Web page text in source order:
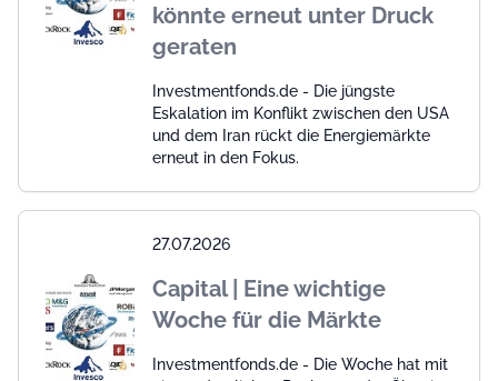
könnte erneut unter Druck
geraten
Investmentfonds.de - Die jüngste
Eskalation im Konflikt zwischen den USA
und dem Iran rückt die Energiemärkte
erneut in den Fokus.
27.07.2026
Capital | Eine wichtige
Woche für die Märkte
Investmentfonds.de - Die Woche hat mit